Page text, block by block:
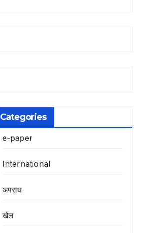
Categories
e-paper
International
अपराध
खेल